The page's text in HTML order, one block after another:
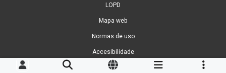
LOPD
Mapa web
Normas de uso
Accesibilidade
Xestión de cookies